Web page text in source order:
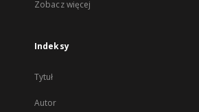
Zobacz więcej
Indeksy
Tytuł
Autor